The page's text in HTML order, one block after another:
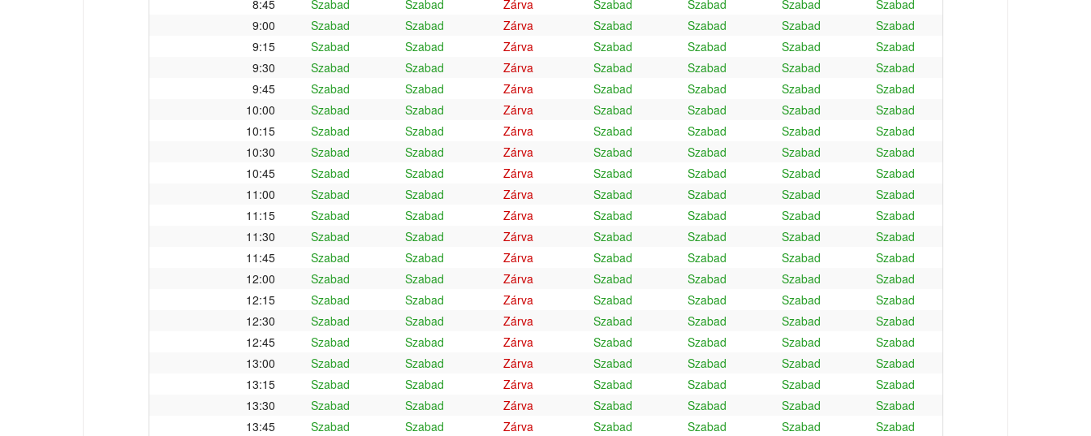
8:45
Szabad Szabad Zárva Szabad Szabad Szabad
Szabad
9:00
Szabad Szabad Zárva Szabad Szabad Szabad
Szabad
9:15
Szabad Szabad Zárva Szabad Szabad Szabad
Szabad
9:30
Szabad Szabad Zárva Szabad Szabad Szabad
Szabad
9:45
Szabad Szabad Zárva Szabad Szabad Szabad
Szabad
10:00
Szabad Szabad Zárva Szabad Szabad Szabad
Szabad
10:15
Szabad Szabad Zárva Szabad Szabad Szabad
Szabad
10:30
Szabad Szabad Zárva Szabad Szabad Szabad
Szabad
10:45
Szabad Szabad Zárva Szabad Szabad Szabad
Szabad
11:00
Szabad Szabad Zárva Szabad Szabad Szabad
Szabad
11:15
Szabad Szabad Zárva Szabad Szabad Szabad
Szabad
11:30
Szabad Szabad Zárva Szabad Szabad Szabad
Szabad
11:45
Szabad Szabad Zárva Szabad Szabad Szabad
Szabad
12:00
Szabad Szabad Zárva Szabad Szabad Szabad
Szabad
12:15
Szabad Szabad Zárva Szabad Szabad Szabad
Szabad
12:30
Szabad Szabad Zárva Szabad Szabad Szabad
Szabad
12:45
Szabad Szabad Zárva Szabad Szabad Szabad
Szabad
13:00
Szabad Szabad Zárva Szabad Szabad Szabad
Szabad
13:15
Szabad Szabad Zárva Szabad Szabad Szabad
Szabad
13:30
Szabad Szabad Zárva Szabad Szabad Szabad
Szabad
13:45
Szabad Szabad Zárva Szabad Szabad Szabad Szabad